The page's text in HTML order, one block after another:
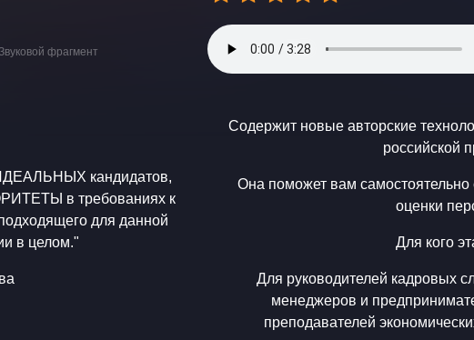
фрагмент
кандидатов,
в требованиях к
для данной
в целом."
Содержит новые авторские
российской
Она поможет вам самостоятельно
оценки
Для кого
Для руководителей кадровых
менеджеров и
преподавателей